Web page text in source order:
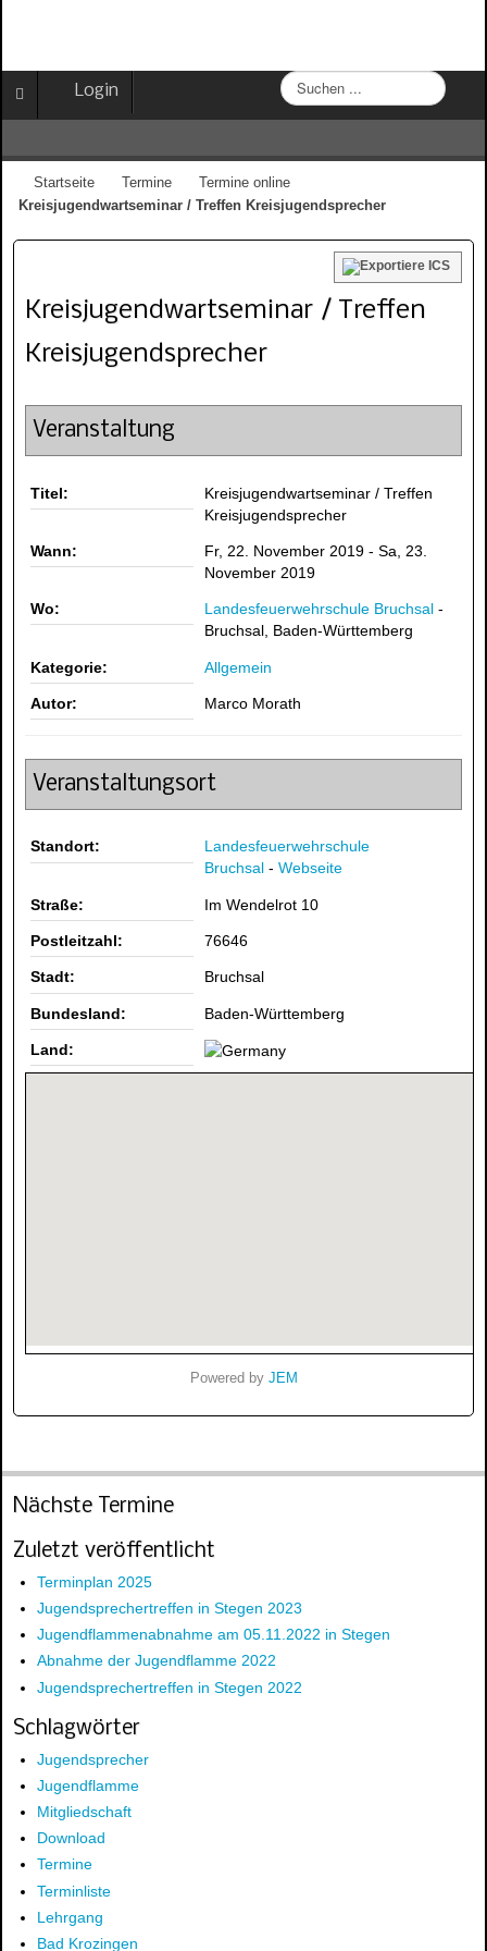
Login
S
u
c
n
.
Startseite Termine
Termine online
Kreisjugendwartseminar / Treffen Kreisjugendsprecher
Kreisjugendwartseminar / Treffen
Kreisjugendsprecher
Veranstaltung
Titel:
Kreisjugendwartseminar / Treffen
Kreisjugendsprecher
Wann: Fr, 22. November 2019 - Sa, 23.
November 2019
Wo: Landesfeuerwehrschule Bruchsal -
Bruchsal, Baden-Württemberg
Kategorie: Allgemein
Autor: Marco Morath
Veranstaltungsort
Standort:
Landesfeuerwehrschule
Bruchsal - Webseite
Straße: Im Wendelrot 10
Postleitzahl: 76646
Stadt: Bruchsal
Bundesland: Baden-Württemberg
Land:
Powered by JEM
Nächste Termine
Zuletzt veröffentlicht
Terminplan 2025
Jugendsprechertreffen in Stegen 2023
Jugendflammenabnahme am 05.11.2022 in Stegen
Abnahme der Jugendflamme 2022
Jugendsprechertreffen in Stegen 2022
Schlagwörter
Jugendsprecher
Jugendflamme
Mitgliedschaft
Download
Termine
Terminliste
Lehrgang
Bad Krozingen